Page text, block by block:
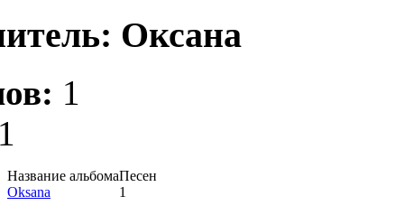
Оксана
1
Название альбомаПесен
Oksana
1